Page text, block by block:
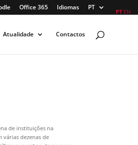
Office 365 Idiomas PT
Atualidade Contactos
de instituições na
dezenas de
PT EN